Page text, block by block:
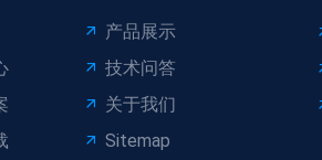
产品展示
技术问答
关于我们
Sitemap